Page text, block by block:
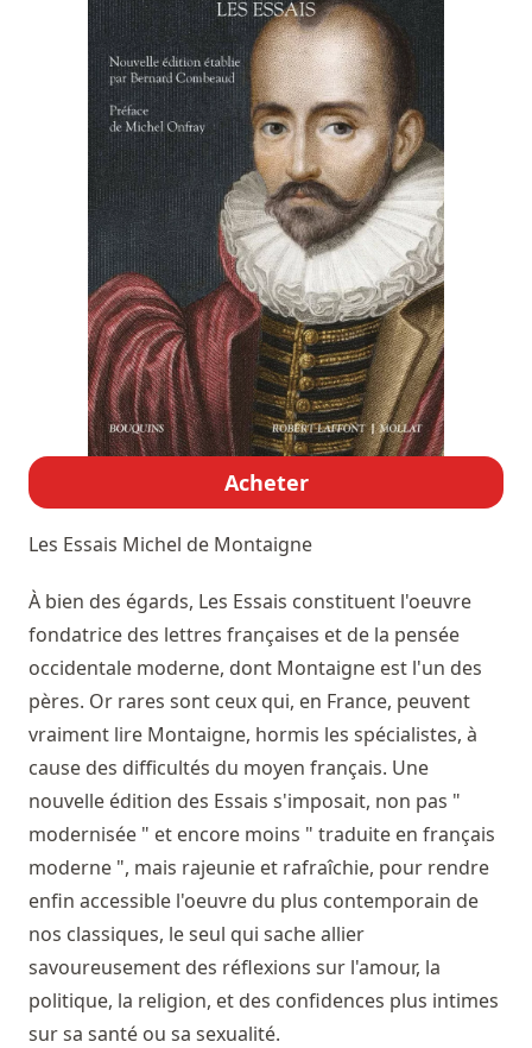
Acheter
Les Essais Michel de Montaigne
À bien des égards, Les Essais constituent l'oeuvre
fondatrice des lettres françaises et de la pensée
occidentale moderne, dont Montaigne est l'un des
pères. Or rares sont ceux qui, en France, peuvent
vraiment lire Montaigne, hormis les spécialistes, à
cause des difficultés du moyen français. Une
nouvelle édition des Essais s'imposait, non pas "
modernisée " et encore moins " traduite en français
moderne ", mais rajeunie et rafraîchie, pour rendre
enfin accessible l'oeuvre du plus contemporain de
nos classiques, le seul qui sache allier
savoureusement des réflexions sur l'amour, la
politique, la religion, et des confidences plus intimes
sur sa santé ou sa sexualité.